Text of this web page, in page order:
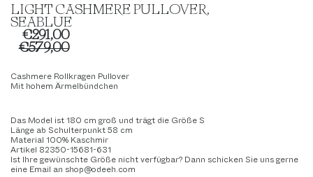
LIGHT CASHMERE PULLOVER,
SEABLUE
€291,00
€579,00
Cashmere Rollkragen Pullover
Mit hohem Ärmelbündchen
Das Model ist 180 cm groß und trägt die Größe S
Länge ab Schulterpunkt 58 cm
Material 100% Kaschmir
Artikel 82350-15681-631
Ist Ihre gewünschte Größe nicht verfügbar? Dann schicken Sie uns gerne
eine Email an shop@odeeh.com